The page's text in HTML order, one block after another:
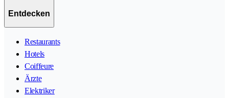
Entdecken
Restaurants
Hotels
Coiffeure
Ärzte
Elektriker